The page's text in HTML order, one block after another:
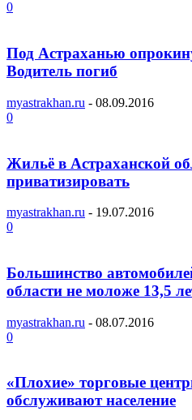
0
Под Астраханью
Водитель погиб
myastrakhan.ru - 08.09.2016
0
Жильё в Астраханской
приватизировать
myastrakhan.ru - 19.07.2016
0
Большинство
области не моложе 13,5
myastrakhan.ru - 08.07.2016
0
«Плохие» торговые
обслуживают население